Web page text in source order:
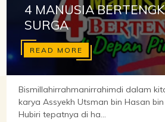
4 MANUSIA
SURGA
READ MORE
Bismillahirrahmanirrahimdi dalam
karya Assyekh Utsman bin Hasan
Hubiri tepatnya di ha...